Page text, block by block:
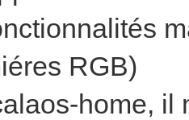
RGB)
home, il